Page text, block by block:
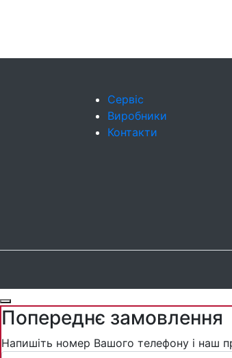
Сервіс
Виробники
Контакти
Попереднє замовлення
Напишіть номер Вашого телефону і наш